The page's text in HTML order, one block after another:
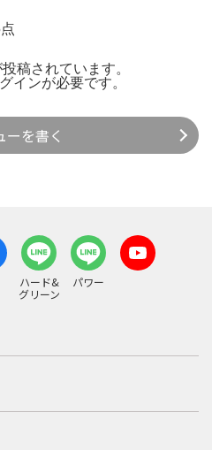
稿されています。
インが必要です。
ーを書く
ハード&
グリーン
パワー